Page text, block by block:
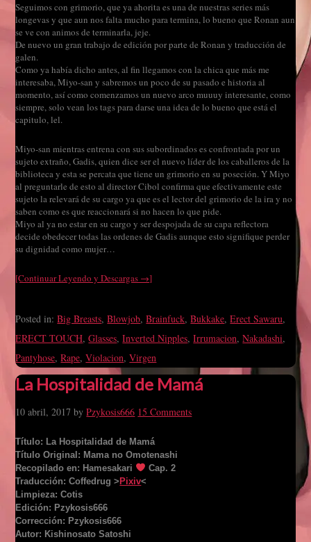
Seguimos con grimorio, que ya ahorita es una de nuestras series más
longevas y que aun nos falta mucho para termina, lo bueno que Ronan aun
se ve con animos de terminarla, jeje.
De nuevo un gran trabajo de edición por parte de Ronan y traducción de
galen.
Como ya había dicho antes, al fin llegamos con la chica que más me
interesaba, Miyo-san y sabremos un poco de su pasado e historia al
momento, así como comenzamos un nuevo arco muuuy interesante, como
siempre, solo vean los tags para darse una idea de lo bueno que está el
capitulo, lel.
Miyo-san mientras entrena con sus subordinados es confrontada por un
sujeto extraño, Gadis, quien dice ser el nuevo líder de los caballeros de la
biblioteca y esta se percata que tiene un grimorio en su poseción. Y Miyo
al preguntarle de esto al director Cibol confirma que efectivamente este
sujeto la relevará de su cargo ya que es el lector del grimorio de la ira y no
saben como es que reaccionará si no hacen lo que pide.
Miyo al ya no estar en su cargo y ser despojada de su capa reflectora
decide obedecer todas las ordenes de Gadis aunque esto signifique perder
su dignidad como mujer…
[Continuar Leyendo y Descargas →]
Posted in:Big Breasts,Blowjob,Brainfuck,Bukkake,Erect Sawaru,
ERECT TOUCH,Glasses,Inverted Nipples,Irrumacion,Nakadashi,
Pantyhose,Rape,Violacion,Virgen
La Hospitalidad de Mamá
10 abril, 2017 byPzykosis666 15 Comments
Título: La Hospitalidad de Mamá
Título Original: Mama no Omotenashi
Recopilado en: Hamesakari
Cap. 2
Traducción: Coffedrug > Pixiv<
Limpieza: Cotis
Edición: Pzykosis666
Corrección: Pzykosis666
Autor: Kishinosato Satoshi